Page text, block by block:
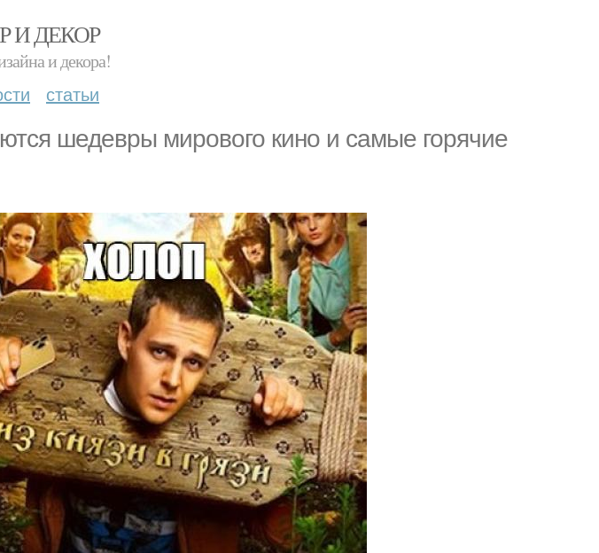
И ДЕКОР
и декора!
статьи
шедевры мирового кино и самые горячие